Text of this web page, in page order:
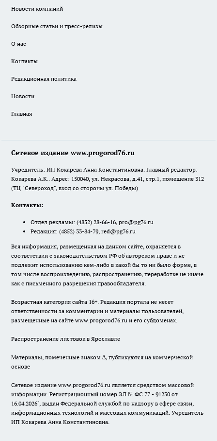
Новости компаний
Обзорные статьи и пресс-релизы
О нас
Контакты
Редакционная политика
Новости
Главная
Сетевое издание www.progorod76.ru
Учредитель: ИП Кокарева Анна Константиновна. Главный редактор:
Кокарева А.К.. Адрес: 150040, ул. Некрасова, д.41, стр.1, помещение 312
(ТЦ "Североход", вход со стороны ул. Победы)
Контакты:
Отдел рекламы: (4852) 28-66-16, pro@pg76.ru
Редакция: (4852) 33-84-79, red@pg76.ru
Вся информация, размещенная на данном сайте, охраняется в
соответствии с законодательством РФ об авторском праве и не
подлежит использованию кем-либо в какой бы то ни было форме, в
том числе воспроизведению, распространению, переработке не иначе
как с письменного разрешения правообладателя.
Возрастная категория сайта 16+. Редакция портала не несет
ответственности за комментарии и материалы пользователей,
размещенные на сайте www.progorod76.ru и его субдоменах.
Распространение листовок в Ярославле
Материалы, помеченные знаком ∆, публикуются на коммерческой
основе
Сетевое издание www.progorod76.ru является средством массовой
информации. Регистрационный номер ЭЛ № ФС 77 - 91230 от
16.04.2026", выдан Федеральной службой по надзору в сфере связи,
информационных технологий и массовых коммуникаций. Учредитель
ИП Кокарева Анна Константиновна.